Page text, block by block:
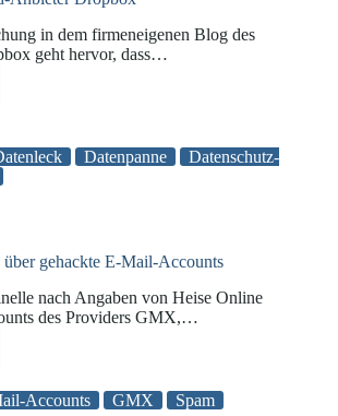
in dem firmeneigenen Blog des
geht hervor, dass…
Datenpanne
Datenschutz-
gehackte E-Mail-Accounts
nach Angaben von Heise Online
des Providers GMX,…
Accounts
GMX Spam